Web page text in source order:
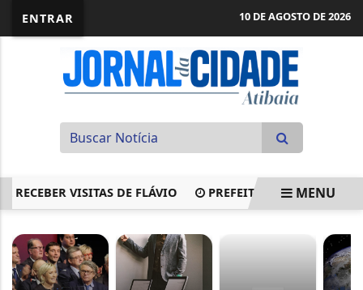
ENTRAR 10 DE AGOSTO DE 2026
VISITAS DE FLÁVIO PREFEITURA REALIZAMENU